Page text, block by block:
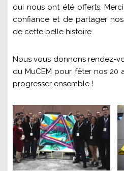
qui nous ont été offerts.
confiance et de partager
de cette belle histoire.
Nous vous donnons rendez-
du MuCEM pour fêter nos 20
progresser ensemble !